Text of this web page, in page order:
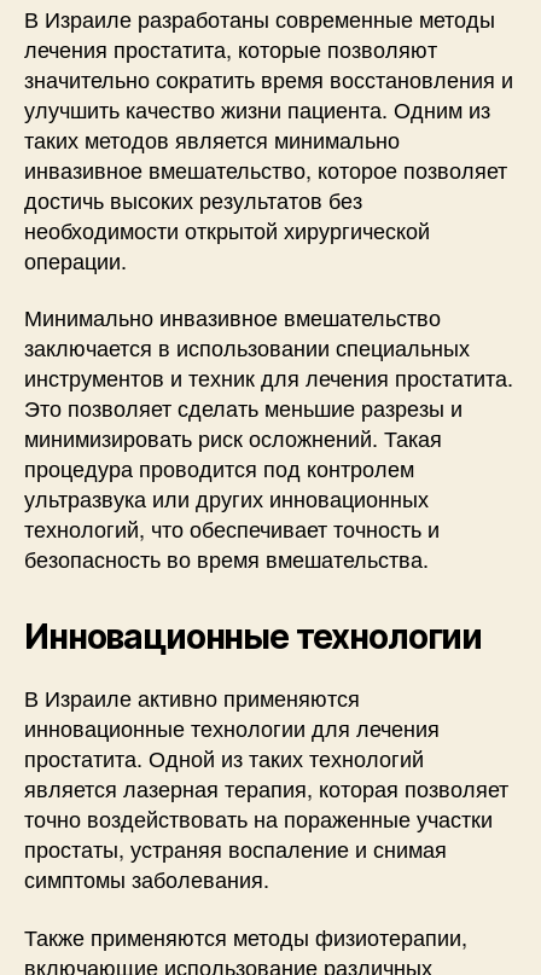
В Израиле разработаны современные методы
лечения простатита, которые позволяют
значительно сократить время восстановления и
улучшить качество жизни пациента. Одним из
таких методов является минимально
инвазивное вмешательство, которое позволяет
достичь высоких результатов без
необходимости открытой хирургической
операции.
Минимально инвазивное вмешательство
заключается в использовании специальных
инструментов и техник для лечения простатита.
Это позволяет сделать меньшие разрезы и
минимизировать риск осложнений. Такая
процедура проводится под контролем
ультразвука или других инновационных
технологий, что обеспечивает точность и
безопасность во время вмешательства.
Инновационные технологии
В Израиле активно применяются
инновационные технологии для лечения
простатита. Одной из таких технологий
является лазерная терапия, которая позволяет
точно воздействовать на пораженные участки
простаты, устраняя воспаление и снимая
симптомы заболевания.
Также применяются методы физиотерапии,
включающие использование различных